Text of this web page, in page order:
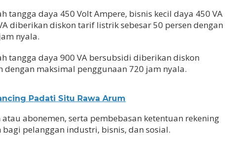
tangga daya 450 Volt Ampere, bisnis kecil daya 450 VA
diberikan diskon tarif listrik sebesar 50 persen dengan
nyala.
tangga daya 900 VA bersubsidi diberikan diskon
dengan maksimal penggunaan 720 jam nyala.
Padati Situ Rawa Arum
abonemen, serta pembebasan ketentuan rekening
pelanggan industri, bisnis, dan sosial.